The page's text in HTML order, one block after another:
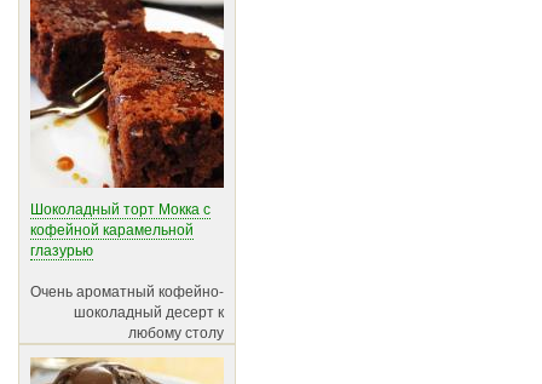
Шоколадный торт Мокка с
кофейной карамельной
глазурью
Очень ароматный кофейно-
шоколадный десерт к
любому столу